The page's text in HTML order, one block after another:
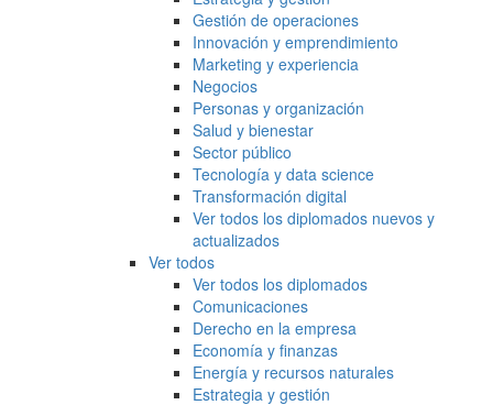
Gestión de operaciones
Innovación y emprendimiento
Marketing y experiencia
Negocios
Personas y organización
Salud y bienestar
Sector público
Tecnología y data science
Transformación digital
Ver todos los diplomados nuevos y
actualizados
Ver todos
Ver todos los diplomados
Comunicaciones
Derecho en la empresa
Economía y finanzas
Energía y recursos naturales
Estrategia y gestión